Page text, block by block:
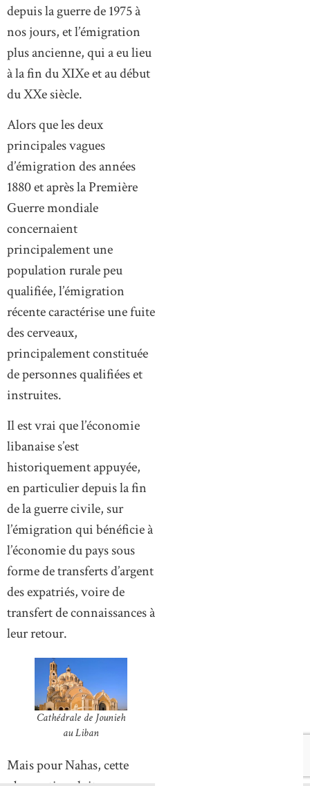
depuis la guerre de 1975 à
nos jours, et l’émigration
plus ancienne, qui a eu lieu
à la fin du XIXe et au début
du XXe siècle.
Alors que les deux
principales vagues
d’émigration des années
1880 et après la Première
Guerre mondiale
concernaient
principalement une
population rurale peu
qualifiée, l’émigration
récente caractérise une fuite
des cerveaux,
principalement constituée
de personnes qualifiées et
instruites.
Il est vrai que l’économie
libanaise s’est
historiquement appuyée,
en particulier depuis la fin
de la guerre civile, sur
l’émigration qui bénéficie à
l’économie du pays sous
forme de transferts d’argent
des expatriés, voire de
transfert de connaissances à
leur retour.
Cathédrale de Jounieh
au Liban
Mais pour Nahas, cette